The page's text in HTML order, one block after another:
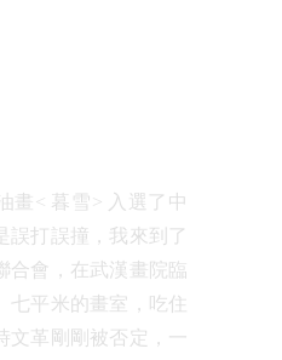
畫< 暮雪> 入選了中
誤打誤撞，我來到了
合會，在武漢畫院臨
七平米的畫室，吃住
文革剛剛被否定，一